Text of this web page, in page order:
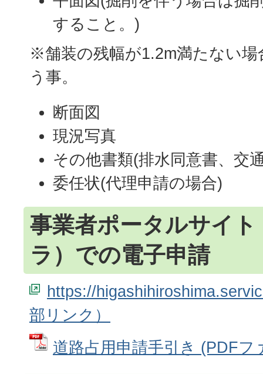
すること。)
※舗装の残幅が1.2m満たない場
う事。
断面図
現況写真
その他書類(排水同意書、交
委任状(代理申請の場合)
事業者ポータルサイ
ラ）での電子申請
https://
道路占用申請手引き (PDFフ